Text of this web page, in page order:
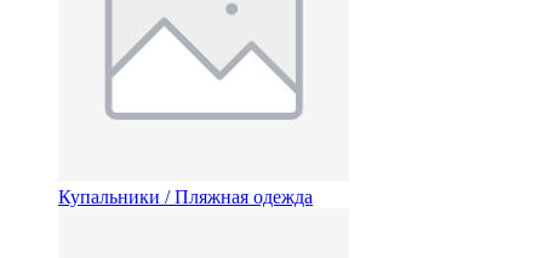
Купальники / Пляжная одежда